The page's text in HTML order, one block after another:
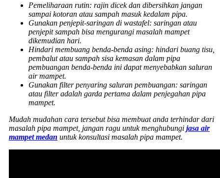
Pemeliharaan rutin: rajin dicek dan dibersihkan jangan
sampai kotoran atau sampah masuk kedalam pipa.
Gunakan penjepit-saringan di wastafel: saringan atau
penjepit sampah bisa mengurangi masalah mampet
dikemudian hari.
Hindari membuang benda-benda asing: hindari buang tisu,
pembalut atau sampah sisa kemasan dalam pipa
pembuangan benda-benda ini dapat menyebabkan saluran
air mampet.
Gunakan filter penyaring saluran pembuangan: saringan
atau filter adalah garda pertama dalam penjegahan pipa
mampet.
Mudah mudahan cara tersebut bisa membuat anda terhindar dari
masalah pipa mampet, jangan ragu untuk menghubungi jasa air
mampet medan untuk konsultasi masalah pipa mampet.